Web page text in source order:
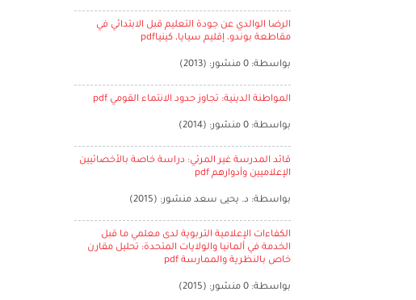
الرضا الوالدي عن جودة التعليم قبل الابتدائي في
مقاطعة بوندو، إقليم سيايا، كينياpdf
بواسطة: 0 منشور: (2013)
المواطنة الدينية: تجاوز حدود الانتماء القومي pdf
بواسطة: 0 منشور: (2014)
قائد المدرسة غير المرئي: دراسة خاصة بالأخصائيين
الإعلاميين وأدوارهم pdf
بواسطة: د. يحيى سعد منشور: (2015)
الكفاءات الإعلامية التربوية لدى معلمي ما قبل
الخدمة في ألمانيا والولايات المتحدة: تحليل مقارن
خاص بالنظرية والممارسة pdf
بواسطة: 0 منشور: (2015)